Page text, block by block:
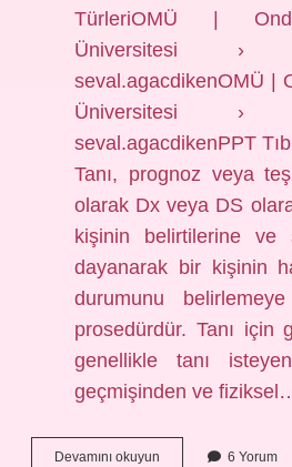
TürleriOMÜ |
Üniversitesi
seval.agacdikenOMÜ |
Üniversitesi
seval.agacdikenPPT
Tanı, prognoz veya
olarak Dx veya DS
kişinin belirtilerine ve
dayanarak bir kişinin
durumunu
prosedürdür. Tanı için
genellikle tanı
geçmişinden ve
Devamını okuyun Hemşirelikte6 Yorum